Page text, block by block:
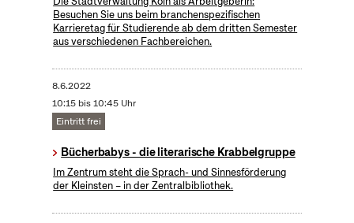
Besuchen Sie uns beim branchenspezifischen
Karrieretag für Studierende ab dem dritten Semester
aus verschiedenen Fachbereichen.
8.6.2022
10:15 bis 10:45 Uhr
Eintritt frei
Bücherbabys - die literarische Krabbelgruppe
Im Zentrum steht die Sprach- und Sinnesförderung
der Kleinsten – in der Zentralbibliothek.